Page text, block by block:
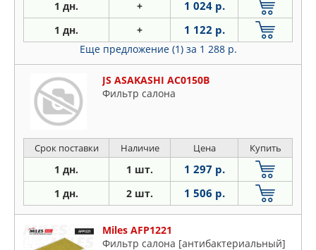
1 дн. + 1 024 р.
1 дн. + 1 122 р.
Еще предложение (1) за 1 288 р.
JS ASAKASHI AC0150B
Фильтр салона
Срок поставки Наличие Цена Купить
1 дн. 1 шт. 1 297 р.
1 дн. 2 шт. 1 506 р.
Miles AFP1221
Фильтр салона [антибактериальный]